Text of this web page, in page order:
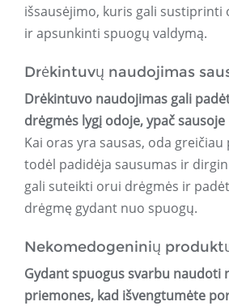
išsausėjimo, kuris gali sustiprinti
ir apsunkinti spuogų valdymą.
Drėkintuvų naudojimas
Drėkintuvo naudojimas gali
drėgmės lygį odoje, ypač
Kai oras yra sausas, oda
todėl padidėja sausumas ir
gali suteikti orui drėgmės ir
drėgmę gydant nuo spuogų.
Nekomedogeninių
Gydant spuogus svarbu naudoti
priemones, kad išvengtumėte